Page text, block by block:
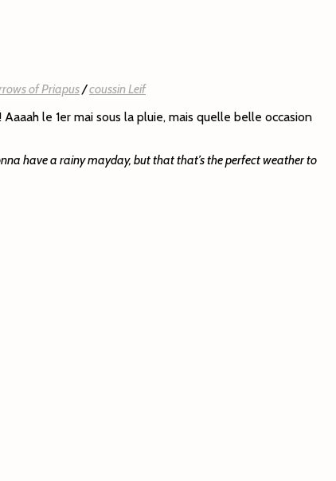
of Priapus/coussin Leif
le 1er mai sous la pluie, mais quelle belle occasion
have a rainy mayday, but that that’s the perfect weather to